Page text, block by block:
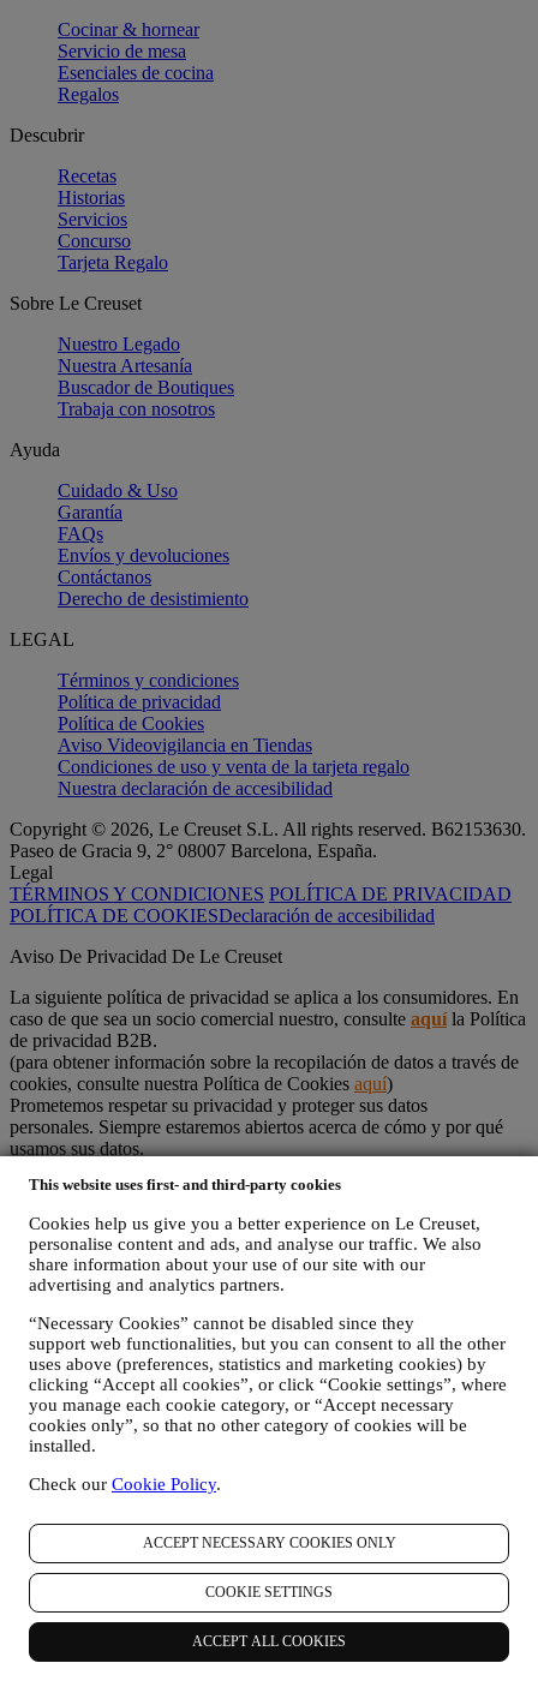
This website uses first- and third-party cookies
Cookies help us give you a better experience on Le Creuset,
personalise content and ads, and analyse our traffic. We also
share information about your use of our site with our
advertising and analytics partners.
“Necessary Cookies” cannot be disabled since they
support web functionalities, but you can consent to all the other
uses above (preferences, statistics and marketing cookies) by
clicking “Accept all cookies”, or click “Cookie settings”, where
you manage each cookie category, or “Accept necessary
cookies only”, so that no other category of cookies will be
installed.
Check our Cookie Policy.
ACCEPT NECESSARY COOKIES ONLY
COOKIE SETTINGS
ACCEPT ALL COOKIES
Cocinar & hornear
Servicio de mesa
Esenciales de cocina
Regalos
Descubrir
Recetas
Historias
Servicios
Concurso
Tarjeta Regalo
Sobre Le Creuset
Nuestro Legado
Nuestra Artesanía
Buscador de Boutiques
Trabaja con nosotros
Ayuda
Cuidado & Uso
Garantía
FAQs
Envíos y devoluciones
Contáctanos
Derecho de desistimiento
LEGAL
Términos y condiciones
Política de privacidad
Política de Cookies
Aviso Videovigilancia en Tiendas
Condiciones de uso y venta de la tarjeta regalo
Nuestra declaración de accesibilidad
Copyright © 2026, Le Creuset S.L. All rights reserved. B62153630.
Paseo de Gracia 9, 2° 08007 Barcelona, España.
Legal
TÉRMINOS Y CONDICIONES POLÍTICA DE PRIVACIDAD
POLÍTICA DE COOKIESDeclaración de accesibilidad
Aviso De Privacidad De Le Creuset
La siguiente política de privacidad se aplica a los consumidores. En
caso de que sea un socio comercial nuestro, consulte aquíla Política
de privacidad B2B.
(para obtener información sobre la recopilación de datos a través de
cookies, consulte nuestra Política de Cookies aquí)
Prometemos respetar su privacidad y proteger sus datos
personales. Siempre estaremos abiertos acerca de cómo y por qué
usamos sus datos.
Sus datos personales se mantienen de forma segura y en estricta
confianza, de acuerdo con la legislación europea y nacional en
materia de protección de datos. Sabemos que la seguridad es muy
importante al comprar en línea, por lo que utilizamos la última
tecnología para proteger sus datos personales y de tarjeta de crédito.
Utilizamos datos para facilitar su compra y adaptados a usted
Analizamos cómo los usuarios utilizan nuestro sitio web y servicios
para hacer las cosas más fáciles e interesantes.
Utilizamos datos para hacer que cocinar con Le Creuset sea una
mejor experiencia e informarle sobre noticias y ofertas
Si decide formar parte de nuestra base de datos de clientes del grupo
y recibir boletines informativos y comunicaciones de Marketing de
Le Creuset, le enviaremos contenidos especiales personalizados y le
exclusivas, eventos de demostraciones, show cooking o eventos
Exclusión voluntaria: Puede dejar de recibir nuestras
comunicaciones de marketing en cualquier momento, de forma
gratuita, a través de los métodos que se muestran como parte de la
comunicación (por ejemplo, para darse de baja de la newsletter
puede hacer clic en el enlace para darse de baja que aparece en la
parte inferior de cada correo electrónico). En cualquier caso, si desea
poner fin a cualquiera de nuestras actividades de marketing,